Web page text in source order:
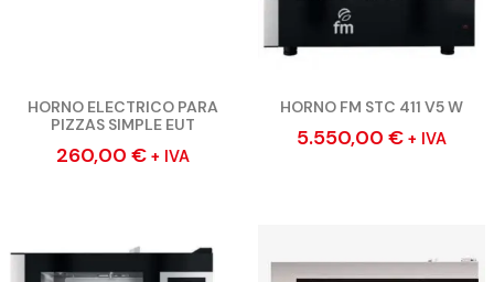
HORNO ELECTRICO PARA
PIZZAS SIMPLE EUT
260,00 € + IVA
HORNO FM STC 411 V5 W
5.550,00 € + IVA